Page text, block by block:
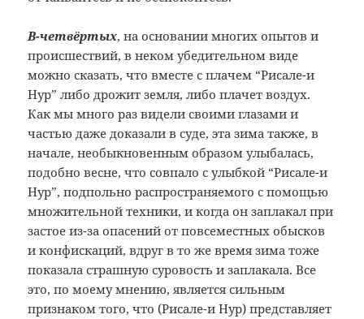
В-четвёртых, на основании многих опытов и
происшествий, в неком убедительном виде
можно сказать, что вместе с плачем “Рисале-и
Нур” либо дрожит земля, либо плачет воздух.
Как мы много раз видели своими глазами и
частью даже доказали в суде, эта зима также, в
начале, необыкновенным образом улыбалась,
подобно весне, что совпало с улыбкой “Рисале-и
Нур”, подпольно распространяемого с помощью
множительной техники, и когда он заплакал при
застое из-за опасений от повсеместных обысков
и конфискаций, вдруг в то же время зима тоже
показала страшную суровость и заплакала. Все
это, по моему мнению, является сильным
признаком того, что (Рисале-и Нур) представляет